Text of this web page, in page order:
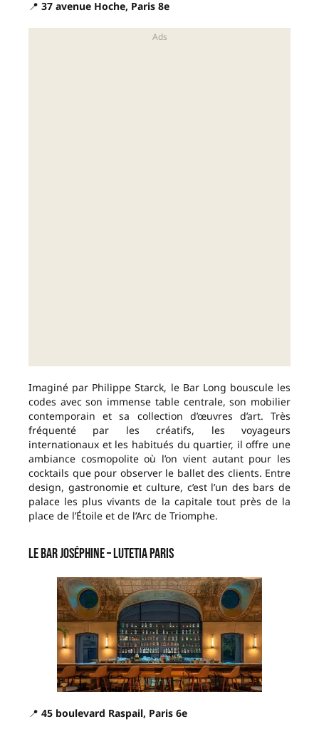
📍 37 avenue Hoche, Paris 8e
Imaginé par Philippe Starck, le Bar Long bouscule les
codes avec son immense table centrale, son mobilier
contemporain et sa collection d’œuvres d’art. Très
fréquenté par les créatifs, les voyageurs
internationaux et les habitués du quartier, il offre une
ambiance cosmopolite où l’on vient autant pour les
cocktails que pour observer le ballet des clients. Entre
design, gastronomie et culture, c’est l’un des bars de
palace les plus vivants de la capitale tout près de la
place de l’Étoile et de l’Arc de Triomphe.
Le Bar Joséphine – Lutetia Paris
📍 45 boulevard Raspail, Paris 6e